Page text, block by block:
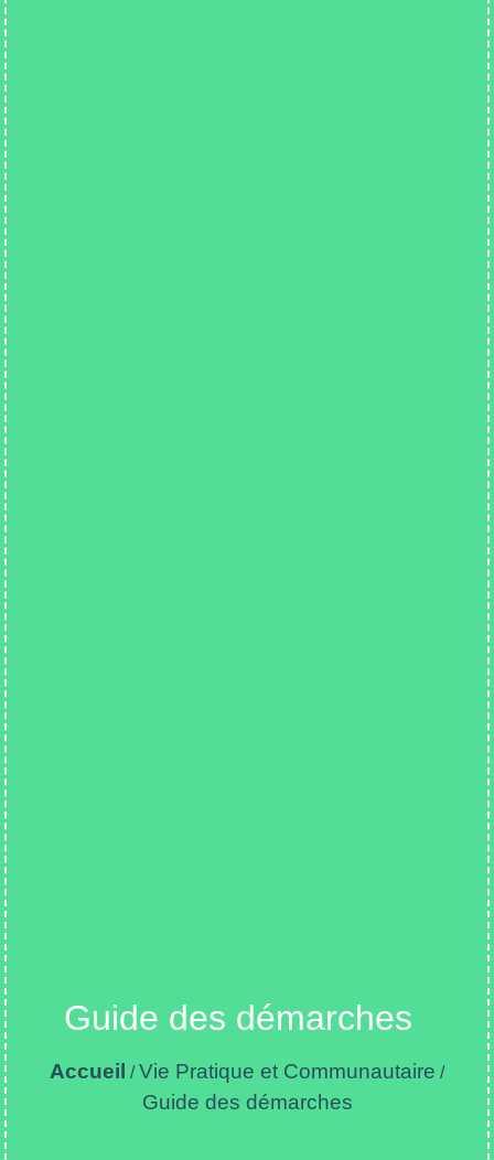
Guide des démarches
Accueil /Vie Pratique et Communautaire /
Guide des démarches